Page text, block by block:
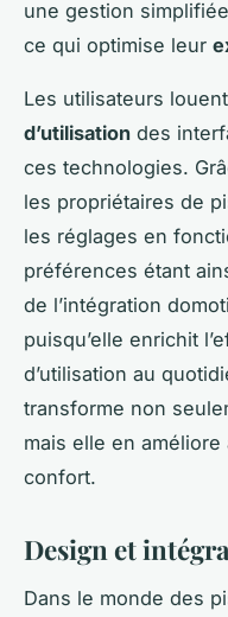
une gestion
ce qui optimise leur
Les utilisateurs
d’utilisation des
ces technologies.
les propriétaires de
les réglages en
préférences étant
de l’intégration
puisqu’elle enrichit
d’utilisation au
transforme non
mais elle en améliore
confort.
Design et
Dans le monde des